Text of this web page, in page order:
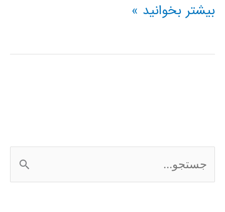
راهنمای
مقاله
بیشتر بخوانید »
س